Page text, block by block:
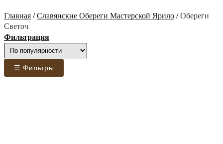
Главная/Славянские Обереги Мастерской Ярило/Обереги
Светоч
Фильтрация
☰ Фильтры